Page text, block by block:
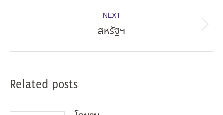
NEXT
Next
สหรัฐฯ
Related posts